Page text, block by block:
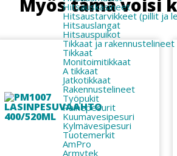
Hitsauskäsineet
Hitsaustarvikkeet (pillit ja
Hitsauslangat
Hitsauspuikot
Tikkaat ja rakennustelineet
Tikkaat
Monitoimitikkaat
A tikkaat
Jatkotikkaat
Rakennustelineet
Työpukit
Painepesurit
Kuumavesipesuri
Kylmävesipesuri
Tuotemerkit
AmPro
Armytek